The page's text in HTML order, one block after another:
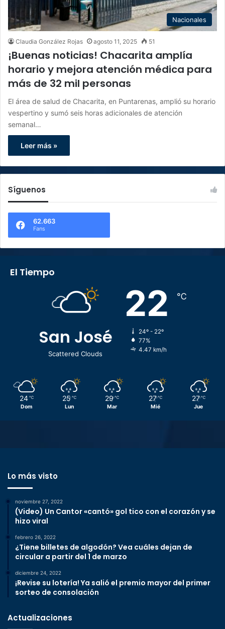
Nacionales
Claudia González Rojas agosto 11, 2025 51
¡Buenas noticias! Chacarita amplía
horario y mejora atención médica para
más de 32 mil personas
El área de salud de Chacarita, en Puntarenas, amplió su horario
vespertino y sumó seis horas adicionales de atención
semanal…
Leer más »
Síguenos
62.663
Fans
El Tiempo
San José
Scattered Clouds
22 ℃
24º - 22º
77%
4.47 km/h
24 ℃
Dom
25 ℃
Lun
29 ℃
Mar
27 ℃
Mié
27 ℃
Jue
Lo más visto
noviembre 27, 2022
(Video) Un Cantor «cantó» gol tico con el corazón y se
hizo viral
febrero 26, 2022
¿Tiene billetes de algodón? Vea cuáles dejan de
circular a partir del 1 de marzo
diciembre 24, 2022
¡Revise su lotería! Ya salió el premio mayor del primer
sorteo de consolación
Actualizaciones